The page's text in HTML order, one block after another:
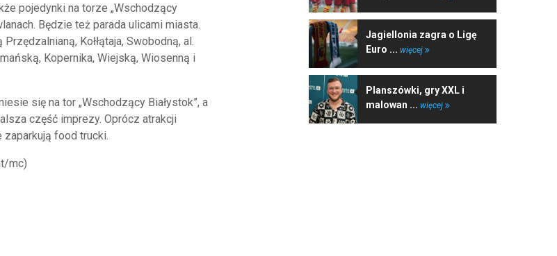
pojedynki na torze „Wschodzący
Będzie też parada ulicami miasta.
Kołłątaja, Swobodną, al.
Kopernika, Wiejską, Wiosenną i
się na tor „Wschodzący Białystok”, a
część imprezy. Oprócz atrakcji
food trucki.
mc)
Jagiellonia zagra o Ligę
Euro ... więcej
Planszówki, gry XXL i
malowan ... więcej